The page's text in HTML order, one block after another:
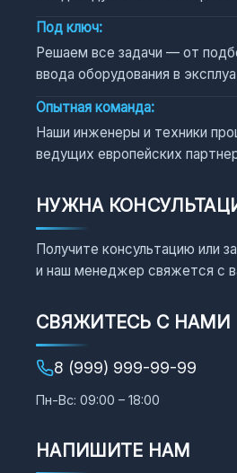
Под ключ:
Решаем все задачи — от
ввода оборудования в
Опытная команда:
Наши инженеры и техники
ведущих европейских
НУЖНА
Получите консультацию или
и наш менеджер свяжется с
СВЯЖИТЕСЬ С НАМИ
8 (999) 999-99-99
Пн-Вс: 09:00 – 18:00
НАПИШИТЕ НАМ